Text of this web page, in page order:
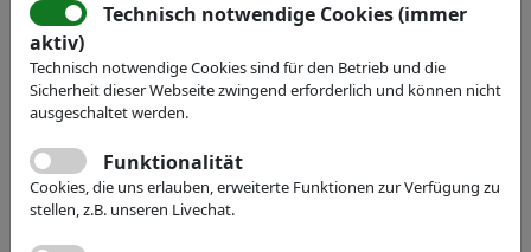
Mitgliedersuche ausblenden
Name:
Volltext:
Technisch notwendige Cookies (immer
aktiv)
Technisch notwendige Cookies sind für den Betrieb und die
Sicherheit dieser Webseite zwingend erforderlich und können nicht
ausgeschaltet werden.
Funktionalität
Cookies, die uns erlauben, erweiterte Funktionen zur Verfügung zu
stellen, z.B. unseren Livechat.